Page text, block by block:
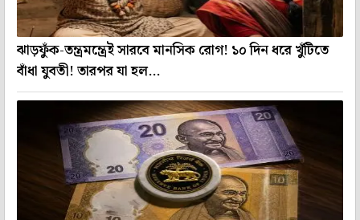
ঝাড়ফুঁক-তন্ত্রমন্ত্রেই সারবে মানসিক রোগ! ১০ দিন ধরে খুঁটিতে
বাঁধা যুবতী! তারপর যা হল...